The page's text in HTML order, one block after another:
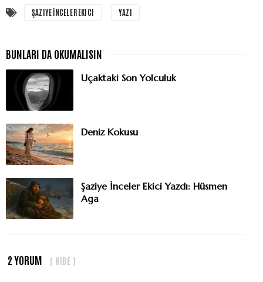
ŞAZIYE İNCELER EKICI YAZI
Uçaktaki Son Yolculuk
Deniz Kokusu
Şaziye İnceler Ekici Yazdı: Hüsmen
Aga
2 YORUM ( HIDE )